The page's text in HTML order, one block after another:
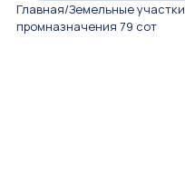
Главная/Земельные участки
промназначения 79 сот